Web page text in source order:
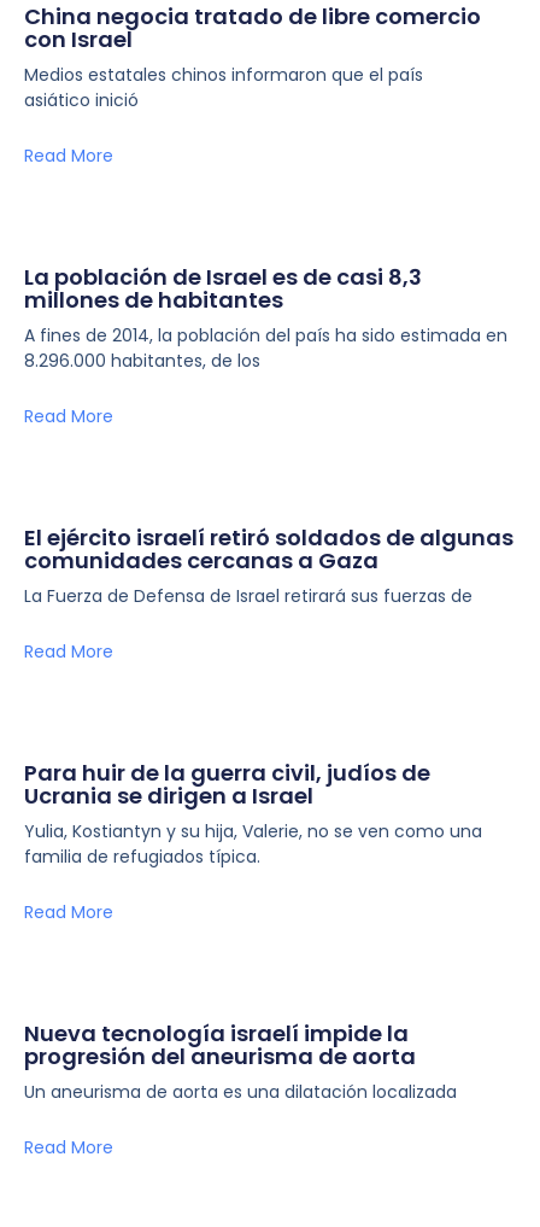
China negocia tratado de libre comercio
con Israel
Medios estatales chinos informaron que el país
asiático inició
Read More
La población de Israel es de casi 8,3
millones de habitantes
A fines de 2014, la población del país ha sido estimada en
8.296.000 habitantes, de los
Read More
El ejército israelí retiró soldados de algunas
comunidades cercanas a Gaza
La Fuerza de Defensa de Israel retirará sus fuerzas de
Read More
Para huir de la guerra civil, judíos de
Ucrania se dirigen a Israel
Yulia, Kostiantyn y su hija, Valerie, no se ven como una
familia de refugiados típica.
Read More
Nueva tecnología israelí impide la
progresión del aneurisma de aorta
Un aneurisma de aorta es una dilatación localizada
Read More